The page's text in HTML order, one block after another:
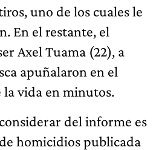
uno de los cuales le
En el restante, el
Axel Tuama (22), a
apuñalaron en el
vida en minutos.
del informe es
homicidios publicada